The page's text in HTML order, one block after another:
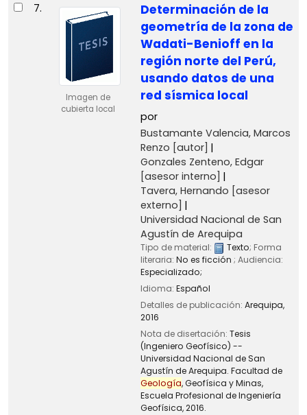
7.
Imagen de
cubierta local
Determinación de la
geometría de la zona de
Wadati-Benioff en la
región norte del Perú,
usando datos de una
red sísmica local
por
Bustamante Valencia, Marcos
Renzo [autor]
Gonzales Zenteno, Edgar
[asesor interno]
Tavera, Hernando [asesor
externo]
Universidad Nacional de San
Agustín de Arequipa
Tipo de material: Texto; Forma
literaria: No es ficción ; Audiencia:
Especializado;
Idioma: Español
Detalles de publicación: Arequipa,
2016
Nota de disertación: Tesis
(Ingeniero Geofísico) --
Universidad Nacional de San
Agustín de Arequipa. Facultad de
Geología, Geofísica y Minas,
Escuela Profesional de Ingeniería
Geofísica, 2016.